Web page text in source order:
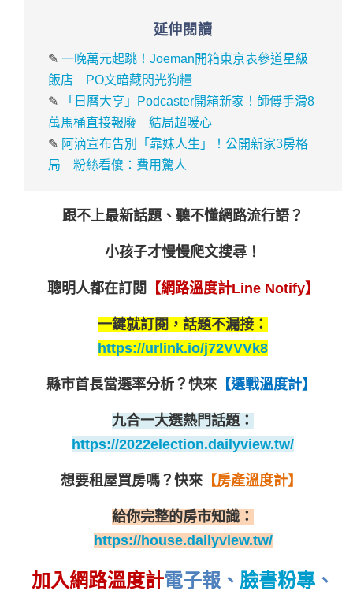
延伸閱讀
✎一晚萬元起跳！Joeman開箱東京表參道星級
飯店 PO文暗藏閃光狗糧
✎
「日曆大亨」Podcaster開箱新家！師傅手滑8
萬馬桶直接報廢 結局超暖心
✎ 阿滴宣布告別「靠妹人生」！公開新家3房格
局 粉絲看傻：費用驚人
跟不上最新話題、聽不懂網路流行語？
小孩子才慢慢爬文搜尋！
聰明人都在訂閱 【網路溫度計Line Notify】
一鍵就訂閱，話題不漏接：
https://urlink.io/j72VVVk8
縣市首長當選率分析？ 快來【選戰溫度計】
九合一大選熱門話題：
https://2022election.dailyview.tw/
想要租屋買房嗎？ 快來【房產溫度計】
給你完整的房市知識：
https://house.dailyview.tw/
加入網路溫度計電子報 、 臉書粉專 、